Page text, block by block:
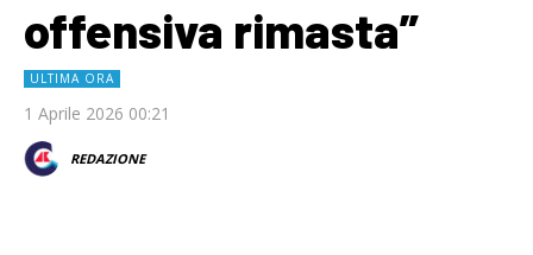
offensiva rimasta”
ULTIMA ORA
1 Aprile 2026 00:21
REDAZIONE